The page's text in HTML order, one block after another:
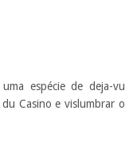
espécie de deja-vu
Casino e vislumbrar o